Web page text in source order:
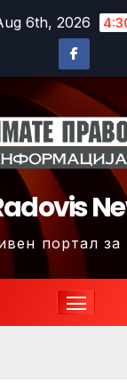
6th, 2026
портал за